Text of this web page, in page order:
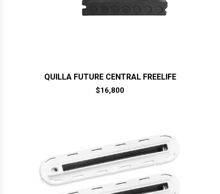
QUILLA FUTURE CENTRAL FREELIFE
$16,800